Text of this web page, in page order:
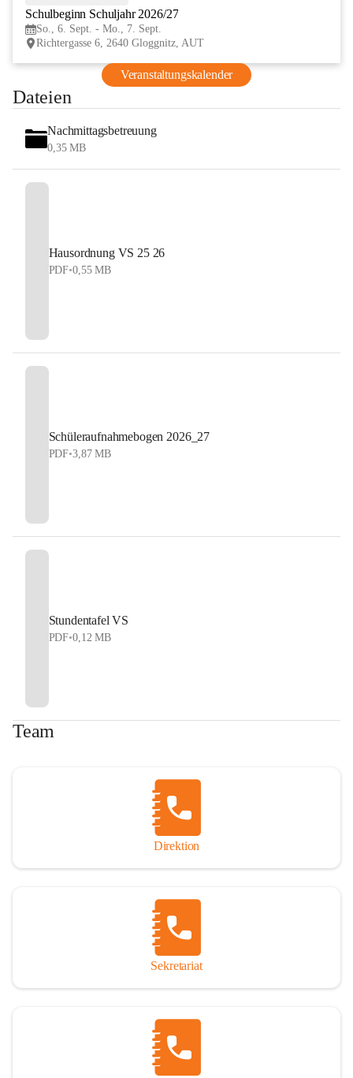
Schulbeginn Schuljahr 2026/27
So., 6. Sept. - Mo., 7. Sept.
Richtergasse 6, 2640 Gloggnitz, AUT
Veranstaltungskalender
Dateien
Nachmittagsbetreuung
0,35 MB
Hausordnung VS 25 26
PDF•0,55 MB
Schüleraufnahmebogen 2026_27
PDF•3,87 MB
Stundentafel VS
PDF•0,12 MB
Team
Direktion
Sekretariat